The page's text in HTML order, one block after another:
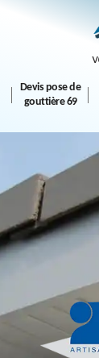
Devis pose de
gouttière 69